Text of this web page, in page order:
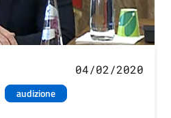
audizione
04/02/2020